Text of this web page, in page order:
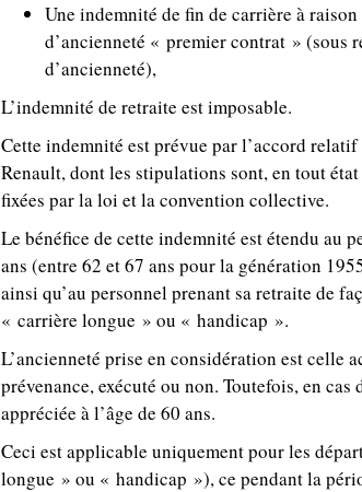
Une indemnité de fin de carrière à
d’ancienneté « premier contrat » (sous
d’ancienneté),
L’indemnité de retraite est imposable.
Cette indemnité est prévue par l’accord
Renault, dont les stipulations sont, en tout
fixées par la loi et la convention collective.
Le bénéfice de cette indemnité est étendu au
ans (entre 62 et 67 ans pour la génération
ainsi qu’au personnel prenant sa retraite de
« carrière longue » ou « handicap ».
L’ancienneté prise en considération est celle
prévenance, exécuté ou non. Toutefois, en
appréciée à l’âge de 60 ans.
Ceci est applicable uniquement pour les
longue » ou « handicap »), ce pendant la